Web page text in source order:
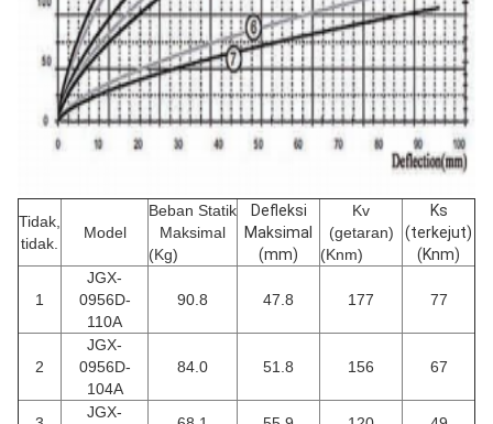
Tidak,
tidak.
Model
Beban Statik
Maksimal
(Kg)
Defleksi
Maksimal
(mm)
Kv
(getaran)
(Knm)
Ks
(terkejut)
(Knm)
1
JGX-
0956D-
110A
90.8 47.8 177 77
2
JGX-
0956D-
104A
84.0 51.8 156 67
JGX-